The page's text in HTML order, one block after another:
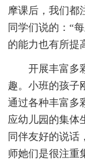
摩课后，我们都
同学们说的：“
的能力也有所提
开展丰富多
趣。小班的孩子
通过各种丰富多
应幼儿园的集体
同伴友好的说话
师她们是很注重